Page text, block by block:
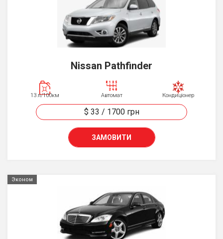
Nissan Pathfinder
13 л/100км Автомат Кондиціонер
$ 33 / 1700 грн
ЗАМОВИТИ
Эконом